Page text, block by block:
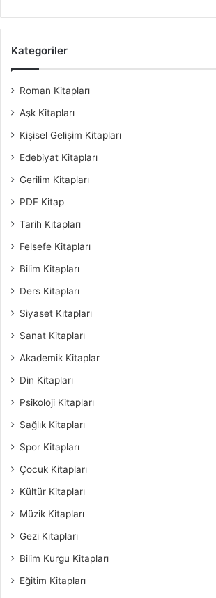
Kategoriler
Roman Kitapları
Aşk Kitapları
Kişisel Gelişim Kitapları
Edebiyat Kitapları
Gerilim Kitapları
PDF Kitap
Tarih Kitapları
Felsefe Kitapları
Bilim Kitapları
Ders Kitapları
Siyaset Kitapları
Sanat Kitapları
Akademik Kitaplar
Din Kitapları
Psikoloji Kitapları
Sağlık Kitapları
Spor Kitapları
Çocuk Kitapları
Kültür Kitapları
Müzik Kitapları
Gezi Kitapları
Bilim Kurgu Kitapları
Eğitim Kitapları